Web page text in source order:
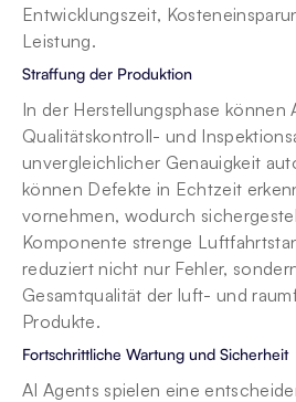
Entwicklungszeit,
Leistung.
Straffung der Produktion
In der Herstellungsphase können
Qualitätskontroll- und
unvergleichlicher Genauigkeit
können Defekte in Echtzeit
vornehmen, wodurch
Komponente strenge
reduziert nicht nur Fehler,
Gesamtqualität der luft- und
Produkte.
Fortschrittliche Wartung und Sicherheit
AI Agents spielen eine